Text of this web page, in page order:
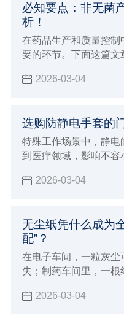
必知要点：非无菌
析！
在药品生产和质量控制
要的环节。下面这篇文
2026-03-04
选购防静电手套的
特殊工作场景中，静电
到医疗领域，影响不
挑选适合的防静电手套
2026-03-04
无尘纸凭什么成为
配”？
在电子车间，一粒灰尘
失；制药车间里，一
洁革命”，而核心 “武器
2026-03-04